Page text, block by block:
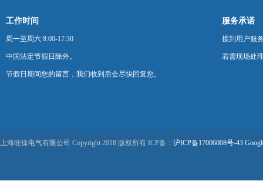
工作时间
周一至周六 8:00-17:30
中国法定节假日除外。
节假日期间您的留言，我们收到后会尽快回复您。
服务承诺
接到用户服
若需现场处
上海旺徐电气有限公司 Copyright 2018 版权所有 ICP备： 沪ICP备17006008号-43